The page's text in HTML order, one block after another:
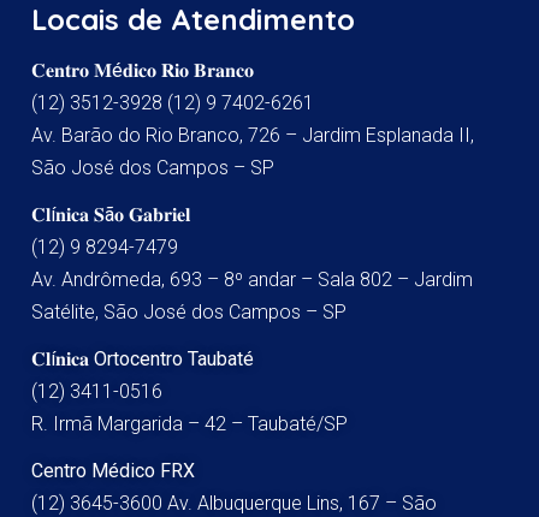
Locais de Atendimento
𝐂𝐞𝐧𝐭𝐫𝐨 𝐌é𝐝𝐢𝐜𝐨 𝐑𝐢𝐨 𝐁𝐫𝐚𝐧𝐜𝐨
(12) 3512-3928 (12) 9 7402-6261
Av. Barão do Rio Branco, 726 – Jardim Esplanada II,
São José dos Campos – SP
𝐂𝐥í𝐧𝐢𝐜𝐚 𝐒ã𝐨 𝐆𝐚𝐛𝐫𝐢𝐞𝐥
(12) 9 8294-7479
Av. Andrômeda, 693 – 8º andar – Sala 802 – Jardim
Satélite, São José dos Campos – SP
𝐂𝐥í𝐧𝐢𝐜𝐚 Ortocentro Taubaté
(12) 3411-0516
R. Irmã Margarida – 42 – Taubaté/SP
Centro Médico FRX
(12) 3645-3600 Av. Albuquerque Lins, 167 – São